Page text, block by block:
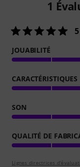
1
5
JOUABILITÉ
CARACTÉRISTIQUES
SON
QUALITÉ DE
Lignes directrices